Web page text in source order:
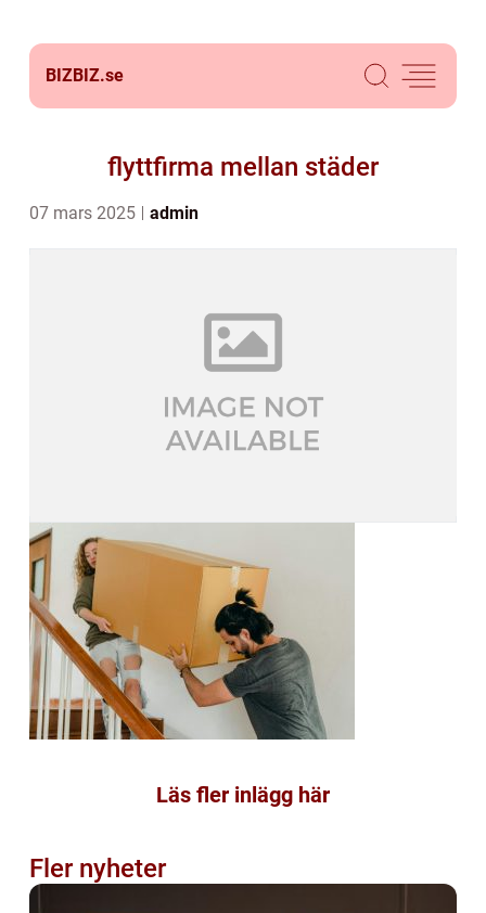
BIZBIZ.se
flyttfirma mellan städer
07 mars 2025 admin
Läs fler inlägg här
Fler nyheter